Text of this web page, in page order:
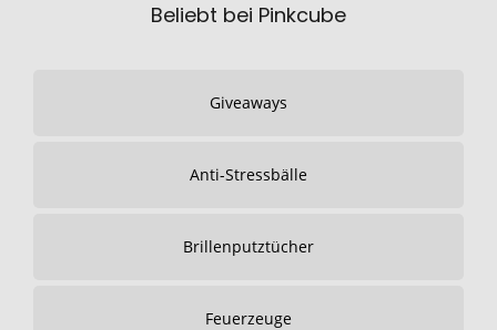
Beliebt bei Pinkcube
Giveaways
Anti-Stressbälle
Brillenputztücher
Feuerzeuge